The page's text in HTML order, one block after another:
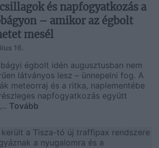
és napfogyatkozás a
– amikor az égbolt
mesél
16.
égbolt idén augusztusban nem
látványos lesz – ünnepelni fog. A
meteorraj és a ritka, naplementébe
napfogyatkozás együtt
Tovább